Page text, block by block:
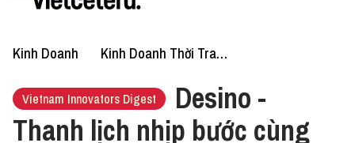
Kinh Doanh Kinh Doanh Thời Trang
Vietnam Innovators Digest
Desino -
Thanh lịch nhịp bước cùng